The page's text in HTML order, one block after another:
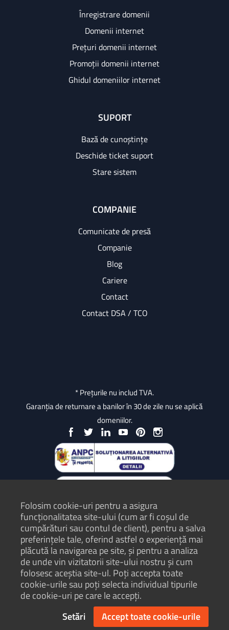
Înregistrare domenii
Domenii internet
Prețuri domenii internet
Promoții domenii internet
Ghidul domeniilor internet
SUPORT
Bază de cunoștințe
Deschide ticket suport
Stare sistem
COMPANIE
Comunicate de presă
Companie
Blog
Cariere
Contact
Contact DSA / TCO
* Prețurile nu includ TVA.
Garanția de returnare a banilor în 30 de zile nu se aplică
domeniilor.
Protecția Consumatorilor - ANPC
Termeni și condiții
Politică de confidențialitate
Hartă site
Folosim cookie-uri pentru a asigura
funcționalitatea site-ului (cum ar fi coșul de
cumpărături sau contul de client), pentru a salva
preferințele tale, oferind astfel o experiență mai
plăcută la navigarea pe site, și pentru a analiza
de unde vin vizitatorii site-ului nostru și cum
folosesc aceștia site-ul. Poți accepta toate
cookie-urile sau poți selecta individual tipurile
de cookie-uri pe care le accepți.
Setări
Accept toate cookie-urile